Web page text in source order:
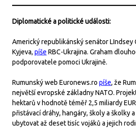
Diplomatické a politické události:
Americký republikánský senátor LIndsey
Kyjeva, píše RBC-Ukrajina. Graham
podporovatele pomoci Ukrajině.
Rumunský web Euronews.ro píše, že
největší evropské základny NATO.
hektarů v hodnotě téměř 2,5 miliardy
přistávací dráhy, hangáry, školy a školky
ubytovat až deset tisíc vojáků a jejich